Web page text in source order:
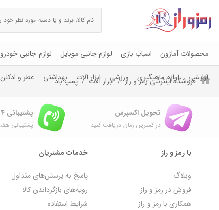
محصولات آمازون اسباب بازی لوازم جانبی موبایل لوازم جانبی خودرو
آرایشی لوازم ماهیگیری ورزشی ابزار آلات بهداشتی عطر و ادکلن فروشگاه اینترنتی رمز و راز ابزار آلات پمپ باد
تحویل اکسپرس
در کمترین زمان دریافت کنید
پشتیبانی ۲۴ ساعته
پشتیبانی
با رمز و راز
وبلاگ
فروش در رمز و راز
همکاری با رمز و راز
خدمات مشتریان
پاسخ به پرسش‌های متداول
رویه‌های بازگرداندن کالا
شرایط استفاده